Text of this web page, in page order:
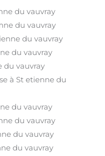
du vauvray
du vauvray
du vauvray
du vauvray
du vauvray
à St etienne du
du vauvray
du vauvray
du vauvray
du vauvray